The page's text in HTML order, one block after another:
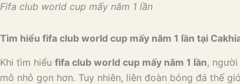
Fifa club world cup mấy năm 1 lần
Tìm hiểu fifa club world cup mấy năm 1 lần tại
Khi tìm hiểu fifa club world cup mấy năm 1 lần,
mô nhỏ gọn hơn. Tuy nhiên, liên đoàn bóng đá thế